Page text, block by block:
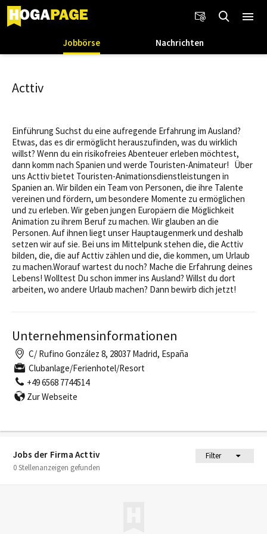
Jobbörse Nachrichten
Jobs der Firma Acttiv
Filter
0 Stellenanzeigen gefunden
Acttiv
Einführung Suchst du eine aufregende Erfahrung im Ausland?
Etwas, das es dir ermöglicht herauszufinden, was du wirklich
willst? Wenn du ein risikofreies Abenteuer erleben möchtest,
dann komm nach Spanien und werde Touristen-Animateur! Über
uns Acttiv bietet Touristen-Animationsdienstleistungen in
Spanien an. Wir bilden ein Team von Personen, die ihre Talente
vereinen und fördern, um besondere Momente zu ermöglichen
und zu erleben. Wir geben jungen Europäern die Möglichkeit
Animation zu ihrem Beruf zu machen. Wir glauben an die
Personen. Auf ihnen liegt unser Hauptaugenmerk und deshalb
setzen wir auf sie. Bei uns im Mittelpunk stehen die, die Acttiv
bilden, die, die auf Acttiv zählen und die, die kommen, um Urlaub
zu machen.Worauf wartest du noch? Mache die Erfahrung deines
Lebens! Wolltest Du schon immer ins Ausland? Willst du dort
arbeiten, wo andere Urlaub machen? Dann bewirb dich jetzt!
Unternehmensinformationen
C/ Rufino González 8, 28037 Madrid, España
Clubanlage/Ferienhotel/Resort
+49 6568 7744514
Zur Webseite